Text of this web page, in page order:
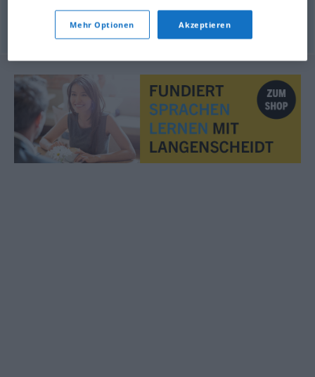
© OpenThesaurus.de
Mehr Optionen Akzeptieren